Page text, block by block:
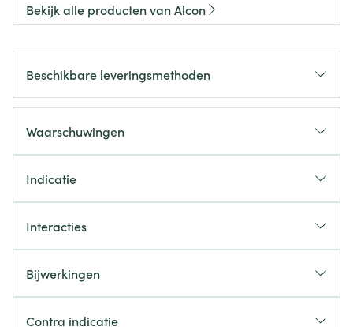
Bekijk alle producten van Alcon
Beschikbare leveringsmethoden
Waarschuwingen
Indicatie
Interacties
Bijwerkingen
Contra indicatie